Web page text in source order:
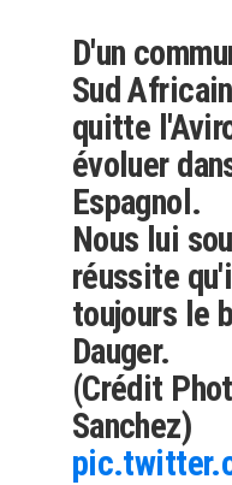
D'un
Sud
quitte
évoluer
Espagnol.
Nous lui
réussite
toujours le
Dauger.
(Crédit
Sanchez)